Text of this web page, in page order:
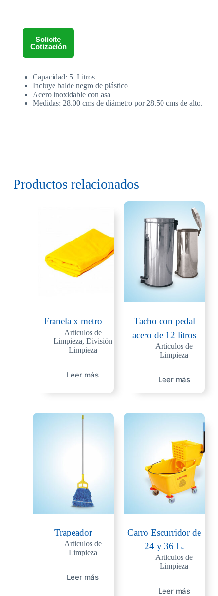
Solicite
Cotización
Capacidad: 5 Litros
Incluye balde negro de plástico
Acero inoxidable con asa
Medidas: 28.00 cms de diámetro por 28.50 cms de alto.
Productos relacionados
Franela x metro
Articulos de
Limpieza, División
Limpieza
Leer más
Tacho con pedal
acero de 12 litros
Articulos de
Limpieza
Leer más
Trapeador
Articulos de
Limpieza
Leer más
Carro Escurridor de
24 y 36 L.
Articulos de
Limpieza
Leer más